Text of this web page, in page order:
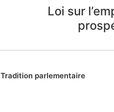
Loi sur
Tradition parlementaire